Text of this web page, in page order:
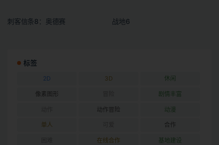
刺客信条8：奥德赛 战地6
标签
2D 3D 休闲
像素图形 剧情丰富
动作冒险 动漫
单人 合作
在线合作 基地建设